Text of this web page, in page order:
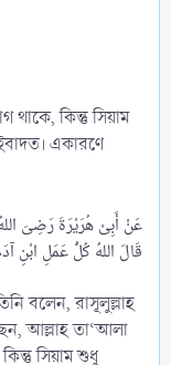
থাকে, কিন্তু সিয়াম
একারণে
عَنْ أَبِىْ هُرَيْرَةَ رَضِىَ
বলেন, রাসূলুল্লাহ
আল্লাহ তা‘আলা
সিয়াম শুধু